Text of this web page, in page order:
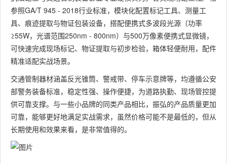
参照GA/T 945 - 2018行业标准，模块化配置标记工具、测量工
具、痕迹提取与物证包装设备，搭配便携式多波段光源（功率
≥55W，光谱范围250nm - 800nm）与500万像素便携式显微镜，
可快速完成现场标记、物证提取与初步检验，箱体轻便耐用，配件
精准适配实战场景。
交通管制器材涵盖反光锥筒、警戒带、停车示意牌等，均遵循公安
部警务装备标准，稳定性强、操作便捷，为道路执勤、现场管控提
供可靠支撑。与一些小品牌的同类产品相比，振弘的产品质量更加
可靠，能够更好地满足实战需求，虽然价格可能不是最低的，但从
长期使用和效果来看，是非常值得的。